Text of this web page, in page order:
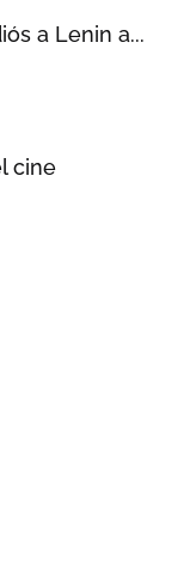
a Lenin a...
cine